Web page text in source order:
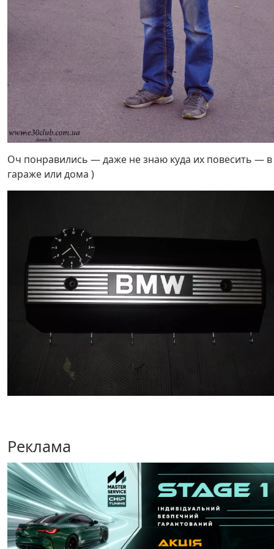
Оч понравились — даже не знаю куда их повесить — в
гараже или дома )
Реклама